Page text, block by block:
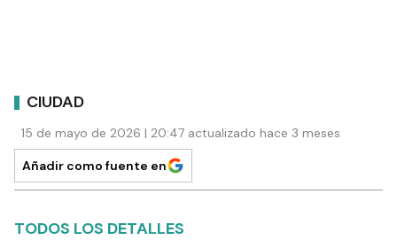
CIUDAD
15 de mayo de 2026 | 20:47 actualizado hace 3 meses
Añadir como fuente en
TODOS LOS DETALLES